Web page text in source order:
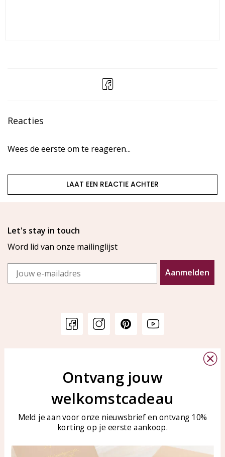
Reacties
Wees de eerste om te reageren...
LAAT EEN REACTIE ACHTER
Let's stay in touch
Word lid van onze mailinglijst
Email
Aanmelden
Veelgestelde vragen
Bellen of WhatsApp Ma-Vr
tussen 09:00-17:00
Tel: 0850003187
klantenservice@kayasierade
Ontvang jouw
welkomstcadeau
Meld je aan voor onze nieuwsbrief en ontvang 10%
korting op je eerste aankoop.